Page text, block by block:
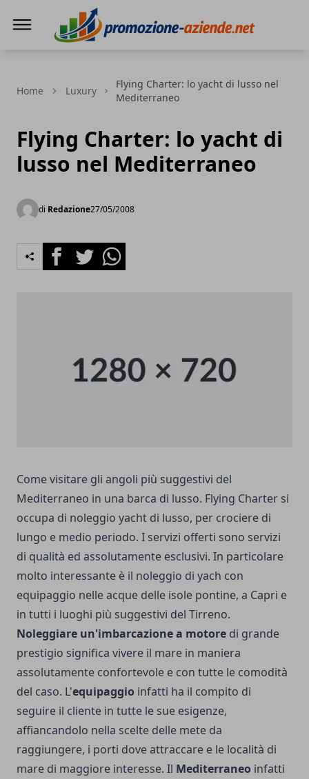
Home Luxury
Flying Charter: lo yacht di lusso nel
Mediterraneo
Flying Charter: lo yacht di
lusso nel Mediterraneo
di Redazione27/05/2008
FacebookTwitterWhatsapp
Come visitare gli angoli più suggestivi del
Mediterraneo in una barca di lusso. Flying Charter si
occupa di noleggio yacht di lusso, per crociere di
lungo e medio periodo. I servizi offerti sono servizi
di qualità ed assolutamente esclusivi. In particolare
molto interessante è il noleggio di yach con
equipaggio nelle acque delle isole pontine, a Capri e
in tutti i luoghi più suggestivi del Tirreno.
Noleggiare un'imbarcazione a motore di grande
prestigio significa vivere il mare in maniera
assolutamente confortevole e con tutte le comodità
del caso. L'equipaggio infatti ha il compito di
seguire il cliente in tutte le sue esigenze,
affiancandolo nella scelte delle mete da
raggiungere, i porti dove attraccare e le località di
mare di maggiore interesse. Il Mediterraneo infatti